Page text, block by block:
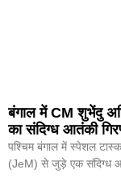
बंगाल में CM शुभेंदु
का संदिग्ध आतंकी
पश्चिम बंगाल में स्पेशल
(JeM) से जुड़े एक संदिग्ध